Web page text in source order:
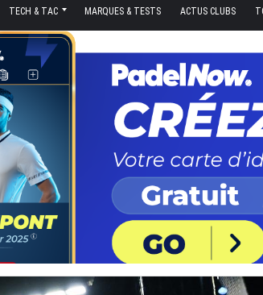
TECH & TAC MARQUES & TESTS ACTUS CLUBS